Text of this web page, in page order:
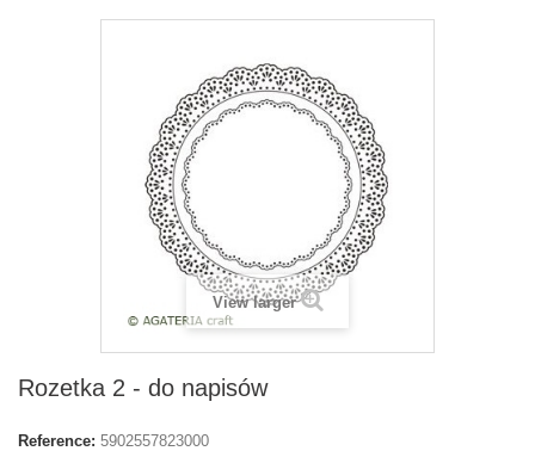
View larger
Rozetka 2 - do napisów
Reference: 5902557823000